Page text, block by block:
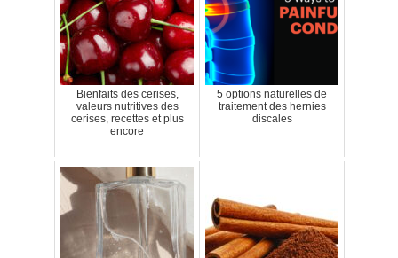
Bienfaits des cerises,
valeurs nutritives des
cerises, recettes et plus
encore
5 options naturelles de
traitement des hernies
discales